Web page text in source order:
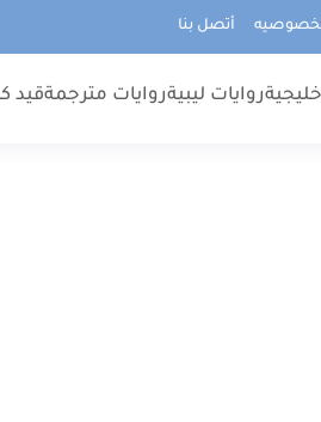
أتصل بنا
روايات ليبيةروايات مترجمةقيد